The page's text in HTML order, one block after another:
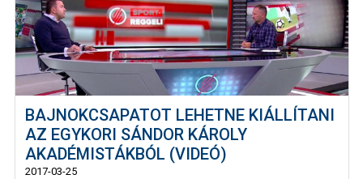
BAJNOKCSAPATOT LEHETNE KIÁLLÍTANI
AZ EGYKORI SÁNDOR KÁROLY
AKADÉMISTÁKBÓL (VIDEÓ)
2017-03-25